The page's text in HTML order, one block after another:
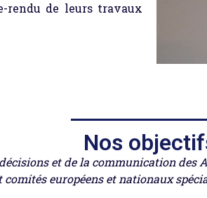
rendu de leurs travaux
Nos
et de la communication des
comités européens et nationaux